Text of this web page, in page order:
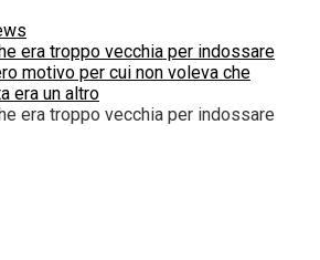
era troppo vecchia per indossare
motivo per cui non voleva che
era un altro
era troppo vecchia per indossare